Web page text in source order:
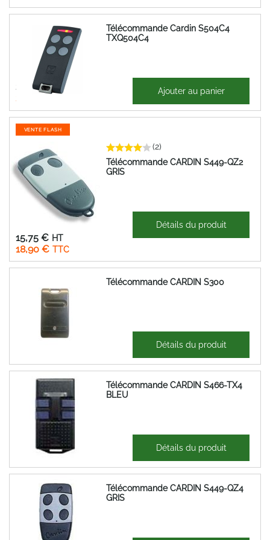
Télécommande Cardin S504C4
TXQ504C4
29,48 €
24,57 € Ajouter au panier
VENTE FLASH
Télécommande CARDIN S449-QZ2
GRIS
(2)
Spécial
18,90 €
15,75 €
Détails du produit
Télécommande CARDIN S300
35,01 € Détails du produit
Télécommande CARDIN S466-TX4
BLEU
49,04 €
40,87 € Détails du produit
Télécommande CARDIN S449-QZ4
GRIS